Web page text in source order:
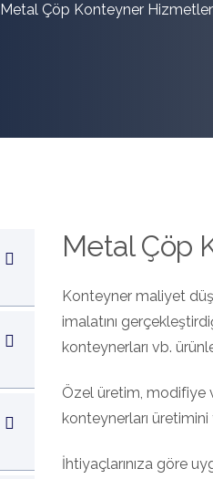
Metal Çöp Konteyner
Metal Çöp
Konteyner maliyet
imalatını
konteynerları vb.
Özel üretim, modifiye
konteynerları üretimini
İhtiyaçlarınıza göre